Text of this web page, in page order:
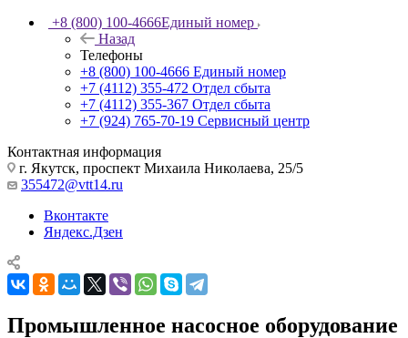
+8 (800) 100-4666Единый номер
Назад
Телефоны
+8 (800) 100-4666 Единый номер
+7 (4112) 355-472 Отдел сбыта
+7 (4112) 355-367 Отдел сбыта
+7 (924) 765-70-19 Сервисный центр
Контактная информация
г. Якутск, проспект Михаила Николаева, 25/5
355472@vtt14.ru
Вконтакте
Яндекс.Дзен
Промышленное насосное оборудование